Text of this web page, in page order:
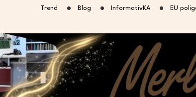
Trend Blog InformativKA EU